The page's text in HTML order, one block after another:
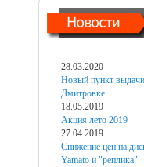
28.03.2020
Новый пункт выдачи
Дмитровке
18.05.2019
Акция лето 2019
27.04.2019
Снижение цен на
Yamato и "реплика"